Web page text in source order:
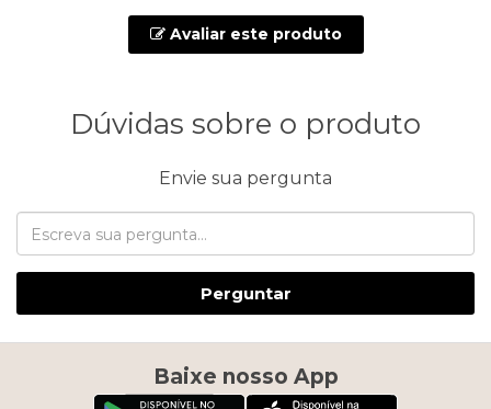
Avaliar este produto
Dúvidas sobre o produto
Envie sua pergunta
Perguntar
Baixe nosso App